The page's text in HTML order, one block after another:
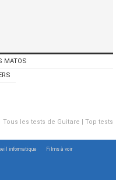
MATOS
Tous les tests de Guitare
Top tests
informatique Films à voir